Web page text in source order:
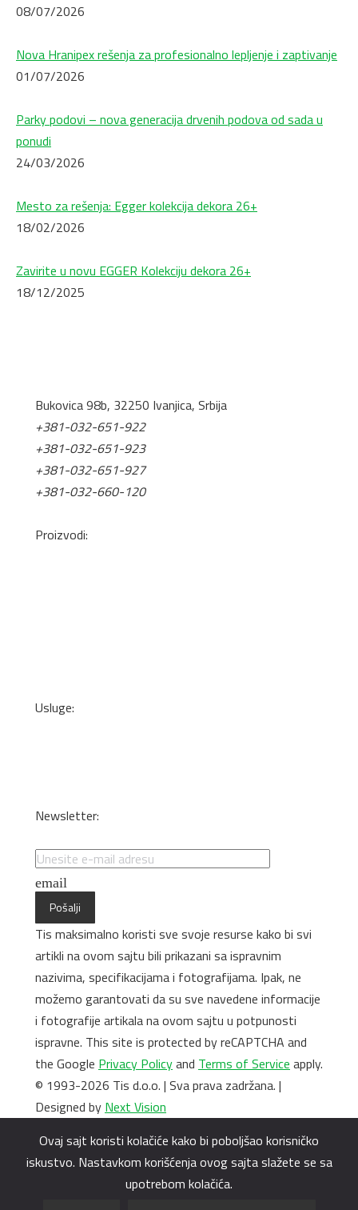
08/07/2026
Nova Hranipex rešenja za profesionalno lepljenje i zaptivanje
01/07/2026
Parky podovi – nova generacija drvenih podova od sada u
ponudi
24/03/2026
Mesto za rešenja: Egger kolekcija dekora 26+
18/02/2026
Zavirite u novu EGGER Kolekciju dekora 26+
18/12/2025
Bukovica 98b, 32250 Ivanjica, Srbija
+381-032-651-922
+381-032-651-923
+381-032-651-927
+381-032-660-120
Proizvodi:
Usluge:
Newsletter:
email
Pošalji
Tis maksimalno koristi sve svoje resurse kako bi svi
artikli na ovom sajtu bili prikazani sa ispravnim
nazivima, specifikacijama i fotografijama. Ipak, ne
možemo garantovati da su sve navedene informacije
i fotografije artikala na ovom sajtu u potpunosti
ispravne. This site is protected by reCAPTCHA and
the Google Privacy Policyand Terms of Service apply.
© 1993-2026 Tis d.o.o. | Sva prava zadržana. |
Designed by Next Vision
Ovaj sajt koristi kolačiće kako bi poboljšao korisničko
iskustvo. Nastavkom korišćenja ovog sajta slažete se sa
upotrebom kolačića.